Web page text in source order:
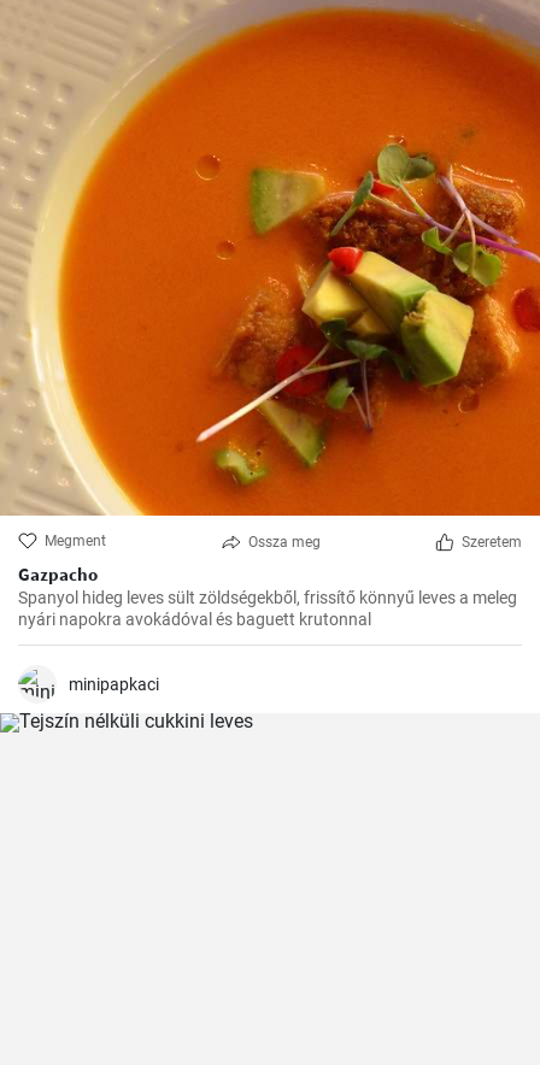
Megment Ossza meg Szeretem
Gazpacho
Spanyol hideg leves sült zöldségekből, frissítő könnyű leves a meleg
nyári napokra avokádóval és baguett krutonnal
minipapkaci